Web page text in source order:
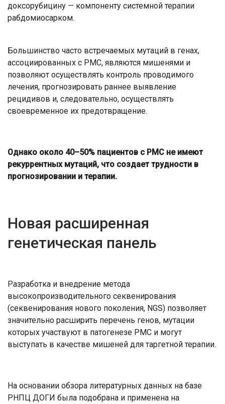
доксорубицину — компоненту системной терапии
рабдомиосарком.
Большинство часто встречаемых мутаций в генах,
ассоциированных с РМС, являются мишенями и
позволяют осуществлять контроль проводимого
лечения, прогнозировать раннее выявление
рецидивов и, следовательно, осуществлять
своевременное их предотвращение.
Однако около 40–50% пациентов с РМС не имеют
рекуррентных мутаций, что создает трудности в
прогнозировании и терапии.
Новая расширенная
генетическая панель
Разработка и внедрение метода
высокопроизводительного секвенирования
(секвенирования нового поколения, NGS) позволяет
значительно расширить перечень генов, мутации
которых участвуют в патогенезе РМС и могут
выступать в качестве мишеней для таргетной терапии.
На основании обзора литературных данных на базе
РНПЦ ДОГИ была подобрана и применена на